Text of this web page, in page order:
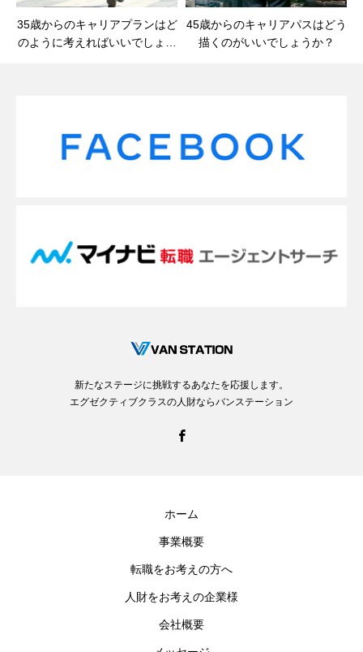
35歳からのキャリアプランはど
のように考えればいいでしょう
45歳からのキャリアパスはどう
描くのがいいでしょうか？
新たなステージに挑戦するあなたを応援します。
エグゼクティブクラスの人財ならバンステーション
ホーム
事業概要
転職をお考えの方へ
人財をお考えの企業様
会社概要